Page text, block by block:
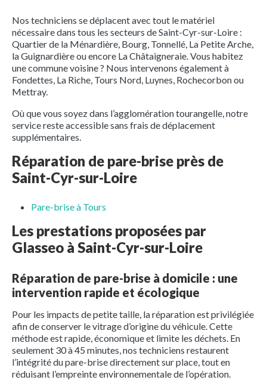
Nos techniciens se déplacent avec tout le matériel
nécessaire dans tous les secteurs de Saint-Cyr-sur-Loire :
Quartier de la Ménardière, Bourg, Tonnellé, La Petite Arche,
la Guignardière ou encore La Châtaigneraie. Vous habitez
une commune voisine ? Nous intervenons également à
Fondettes, La Riche, Tours Nord, Luynes, Rochecorbon ou
Mettray.
Où que vous soyez dans l’agglomération tourangelle, notre
service reste accessible sans frais de déplacement
supplémentaires.
Réparation de pare-brise près de
Saint-Cyr-sur-Loire
Pare-brise à Tours
Les prestations proposées par
Glasseo à Saint-Cyr-sur-Loire
Réparation de pare-brise à domicile : une
intervention rapide et écologique
Pour les impacts de petite taille, la réparation est privilégiée
afin de conserver le vitrage d’origine du véhicule. Cette
méthode est rapide, économique et limite les déchets. En
seulement 30 à 45 minutes, nos techniciens restaurent
l’intégrité du pare-brise directement sur place, tout en
réduisant l’empreinte environnementale de l’opération.